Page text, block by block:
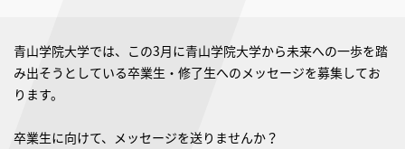
青山学院大学では、この3月に青山学院大学から未来への一歩を踏
み出そうとしている卒業生・修了生へのメッセージを募集してお
ります。
卒業生に向けて、メッセージを送りませんか？